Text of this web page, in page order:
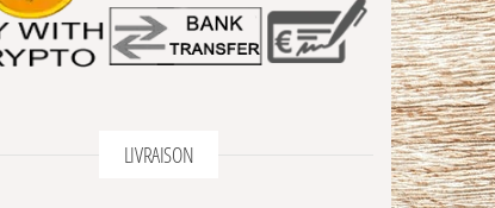
1 avis
LIVRAISON